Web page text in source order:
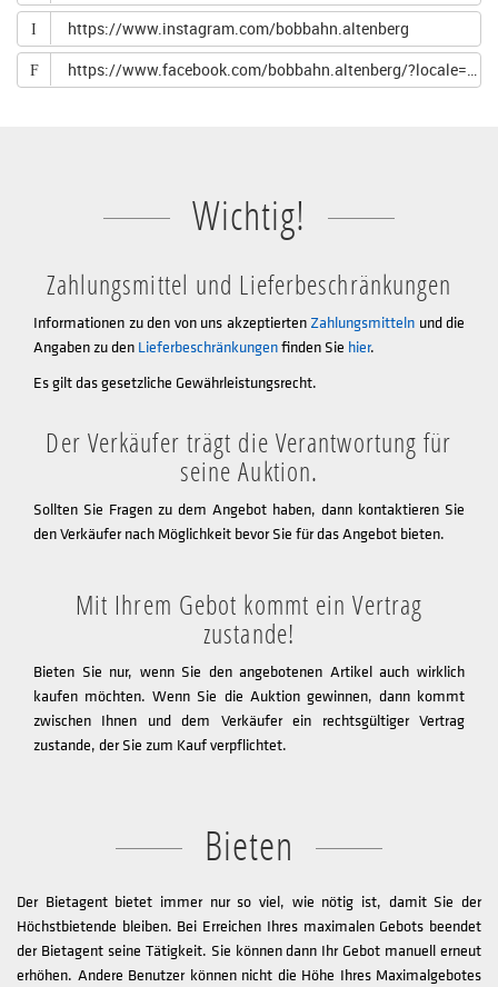
I https://www.instagram.com/bobbahn.altenberg
F https://www.facebook.com/bobbahn.altenberg/?locale=de_DE
Wichtig!
Zahlungsmittel und Lieferbeschränkungen
Informationen zu den von uns akzeptierten Zahlungsmitteln und die
Angaben zu den Lieferbeschränkungenfinden Sie hier.
Es gilt das gesetzliche Gewährleistungsrecht.
Der Verkäufer trägt die Verantwortung für
seine Auktion.
Sollten Sie Fragen zu dem Angebot haben, dann kontaktieren Sie
den Verkäufer nach Möglichkeit bevor Sie für das Angebot bieten.
Mit Ihrem Gebot kommt ein Vertrag
zustande!
Bieten Sie nur, wenn Sie den angebotenen Artikel auch wirklich
kaufen möchten. Wenn Sie die Auktion gewinnen, dann kommt
zwischen Ihnen und dem Verkäufer ein rechtsgültiger Vertrag
zustande, der Sie zum Kauf verpflichtet.
Bieten
Der Bietagent bietet immer nur so viel, wie nötig ist, damit Sie der
Höchstbietende bleiben. Bei Erreichen Ihres maximalen Gebots beendet
der Bietagent seine Tätigkeit. Sie können dann Ihr Gebot manuell erneut
erhöhen. Andere Benutzer können nicht die Höhe Ihres Maximalgebotes